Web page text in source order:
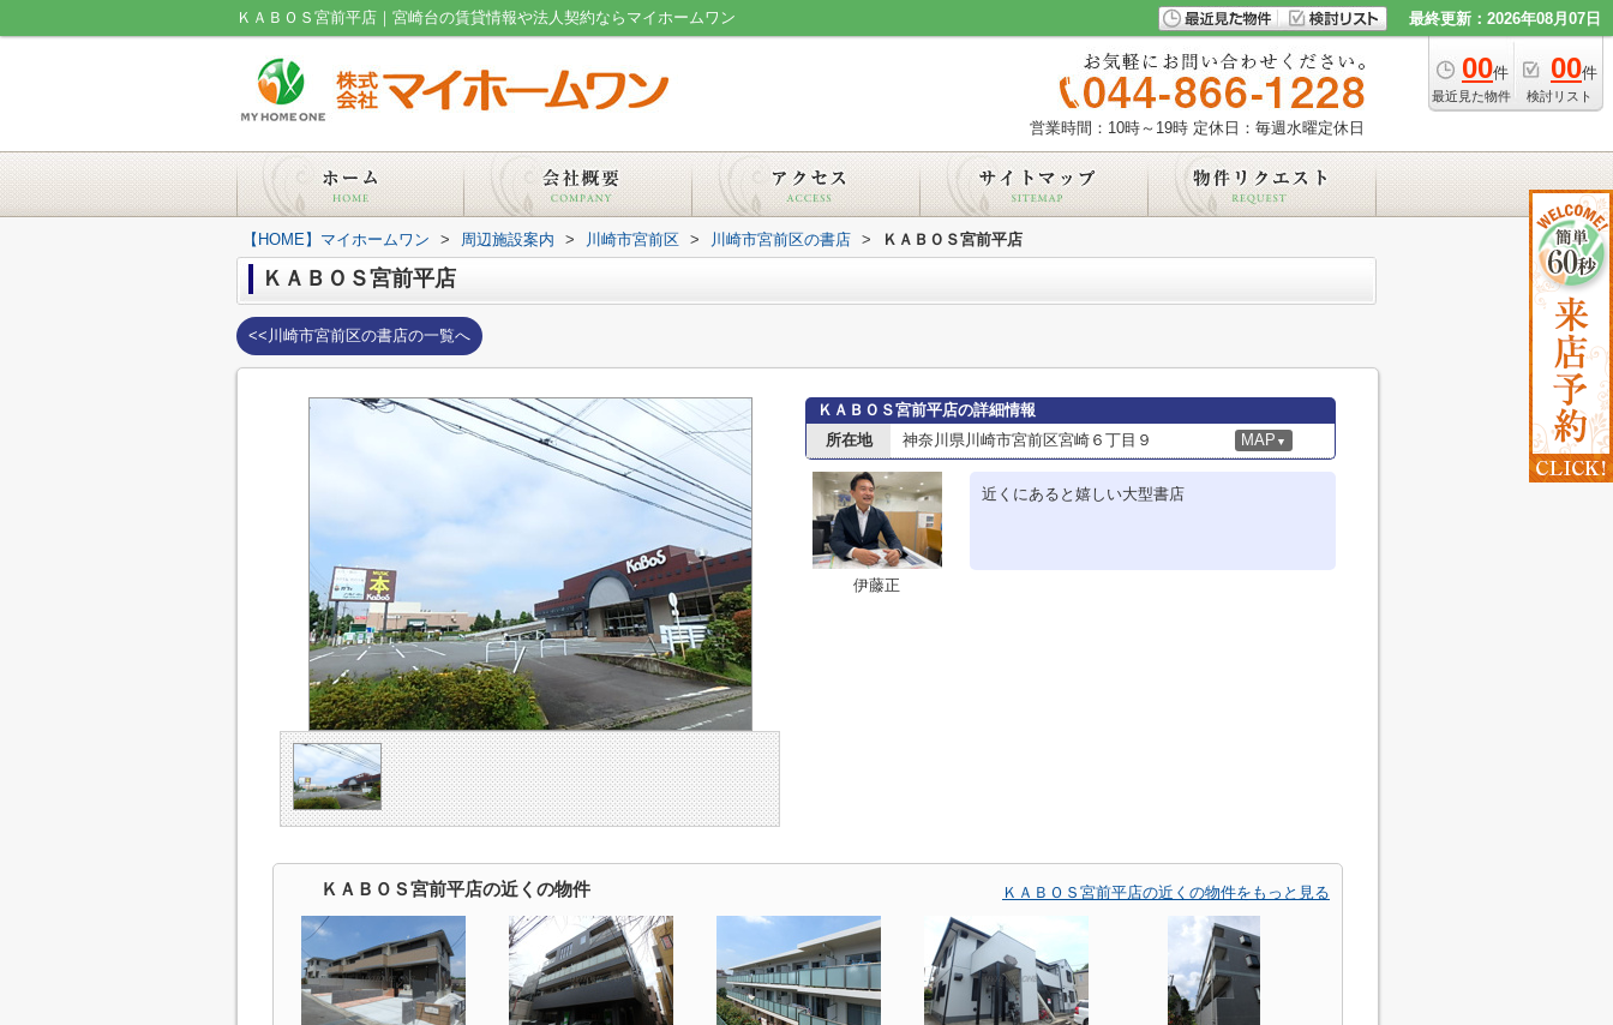
ＫＡＢＯＳ宮前平店｜宮崎台の賃貸情報や法人契約ならマイホームワン 最終更新：2026年08月07日
00件
最近見た物件
00件
検討リスト
営業時間：10時～19時 定休日：毎週水曜定休日
【HOME】マイホームワン > 周辺施設案内 > 川崎市宮前区 > 川崎市宮前区の書店 > ＫＡＢＯＳ宮前平店
ＫＡＢＯＳ宮前平店
<<川崎市宮前区の書店の一覧へ
ＫＡＢＯＳ宮前平店の詳細情報
所在地
神奈川県川崎市宮前区宮崎６丁目９ MAP ▼
伊藤正
近くにあると嬉しい大型書店
ＫＡＢＯＳ宮前平店の近くの物件 ＫＡＢＯＳ宮前平店の近くの物件をもっと見る